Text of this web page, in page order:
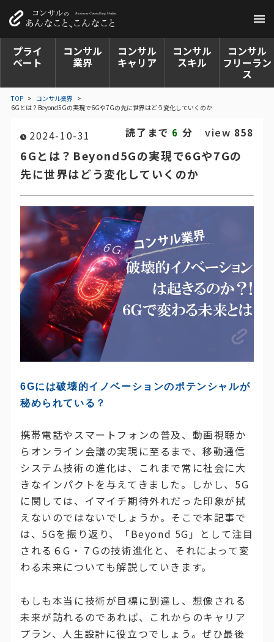
プライ
ベート
コンサル
業界
コンサル
キャリア
コンサル
スキル
コンサル
フリーラン
ス
TOP > コンサル業界 >
6Gとは？Beyond5Gの実現で6Gや7Gの先に世界はどう変化していくのか
2024-10-31 view 858
読了まで 6 分
6Gとは？Beyond5Gの実現で6Gや7Gの
先に世界はどう変化していくのか
6Gには破壊的イノベーションのポテンシャルが
秘められている？
携帯電話やスマートフォンの普及、動画視聴か
らオンライン会議の実現に至るまで、移動通信
システム技術の進化は、これまで常に社会に大
きなインパクトを与えてきました。しかし、5G
に関しては、イマイチ期待外れだった印象が拭
えないのではないでしょうか。そこで本記事で
は、5Gを振り返り、「Beyond 5G」として注目
される６G・７Gの技術進化と、それによって変
わる未来についても解説していきます。
もしも本当に技術が目標に到達し、想像される
未来が訪れるのであれば、これからのキャリア
プラン、人生設計に役立つでしょう。ぜひ最後